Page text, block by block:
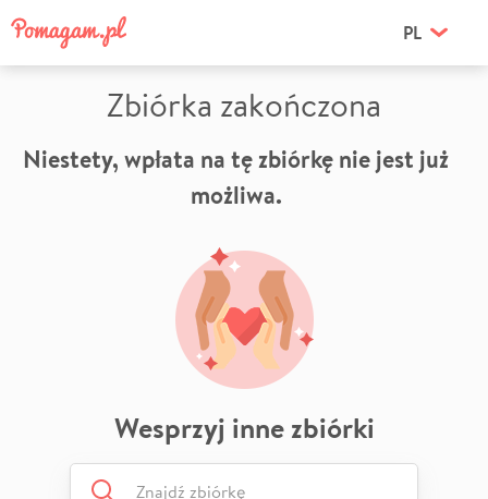
PL
Zbiórka zakończona
Niestety, wpłata na tę zbiórkę nie jest już
możliwa.
Wesprzyj inne zbiórki